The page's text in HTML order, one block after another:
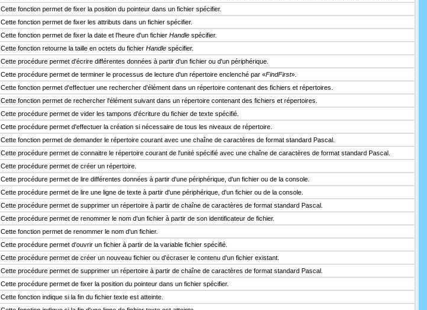
Cette fonction permet de fixer la position du pointeur dans un fichier spécifier.
Cette fonction permet de fixer les attributs dans un fichier spécifier.
Cette fonction permet de fixer la date et l'heure d'un fichier Handle spécifier.
Cette fonction retourne la taille en octets du fichier Handle spécifier.
Cette procédure permet d'écrire différentes données à partir d'un fichier ou d'un périphérique.
Cette procédure permet de terminer le processus de lecture d'un répertoire enclenché par «FindFirst».
Cette fonction permet d'effectuer une rechercher d'élément dans un répertoire contenant des fichiers et répertoires.
Cette fonction permet de rechercher l'élément suivant dans un répertoire contenant des fichiers et répertoires.
Cette procédure permet de vider les tampons d'écriture du fichier de texte spécifié.
Cette procédure permet d'effectuer la création si nécessaire de tous les niveaux de répertoire.
Cette fonction permet de demander le répertoire courant avec une chaîne de caractères de format standard Pascal.
Cette procédure permet de connaitre le répertoire courant de l'unité spécifié avec une chaîne de caractères de format standard Pascal.
Cette procédure permet de créer un répertoire.
Cette procédure permet de lire différentes données à partir d'une périphérique, d'un fichier ou de la console.
Cette procédure permet de lire une ligne de texte à partir d'une périphérique, d'un fichier ou de la console.
Cette procédure permet de supprimer un répertoire à partir de chaîne de caractères de format standard Pascal.
Cette procédure permet de renommer le nom d'un fichier à partir de son identificateur de fichier.
Cette fonction permet de renommer le nom d'un fichier.
Cette procédure permet d'ouvrir un fichier à partir de la variable fichier spécifié.
Cette procédure permet de créer un nouveau fichier ou d'écraser le contenu d'un fichier existant.
Cette procédure permet de supprimer un répertoire à partir de chaîne de caractères de format standard Pascal.
Cette procédure permet de fixer la position du pointeur dans un fichier spécifier.
Cette fonction indique si la fin du fichier texte est atteinte.